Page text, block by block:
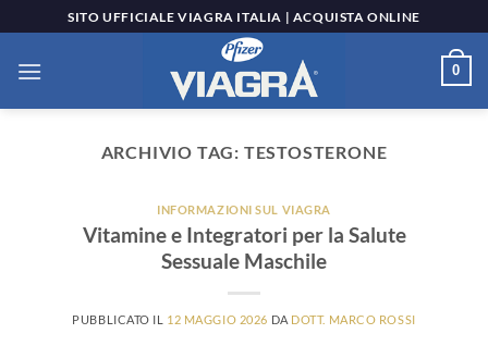
ai
contenuti
SITO UFFICIALE VIAGRA ITALIA | ACQUISTA ONLINE
0
ARCHIVIO TAG: TESTOSTERONE
INFORMAZIONI SUL VIAGRA
Vitamine e Integratori per la Salute
Sessuale Maschile
PUBBLICATO IL 12 MAGGIO 2026 DA DOTT. MARCO ROSSI